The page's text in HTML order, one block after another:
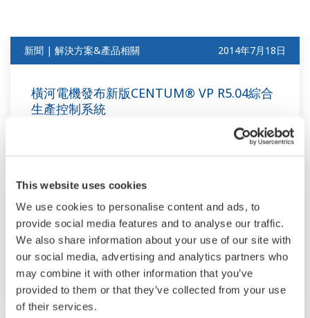
This website uses cookies
We use cookies to personalise content and ads, to
provide social media features and to analyse our traffic.
We also share information about your use of our site with
our social media, advertising and analytics partners who
may combine it with other information that you’ve
provided to them or that they’ve collected from your use
of their services.
新聞 | 解決方案&產品相關 2014年7月18日
橫河電機發布新版CENTUM® VP R5.04綜合
生產控制系統
新聞 | 解決方案&產品相關 2014年7月15日
橫河電機CENTUM® VP生產控制系統獲得
ISASecure® EDSA認證